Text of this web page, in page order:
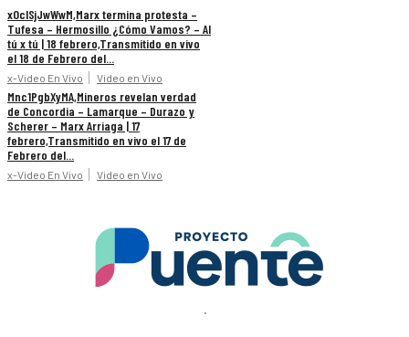
xOclSjJwWwM,Marx termina protesta –
Tufesa – Hermosillo ¿Cómo Vamos? – Al
tú x tú | 18 febrero,Transmitido en vivo
el 18 de Febrero del...
x-Video En Vivo Video en Vivo
Mnc1PgbXyMA,Mineros revelan verdad
de Concordia – Lamarque – Durazo y
Scherer – Marx Arriaga | 17
febrero,Transmitido en vivo el 17 de
Febrero del...
x-Video En Vivo Video en Vivo
.